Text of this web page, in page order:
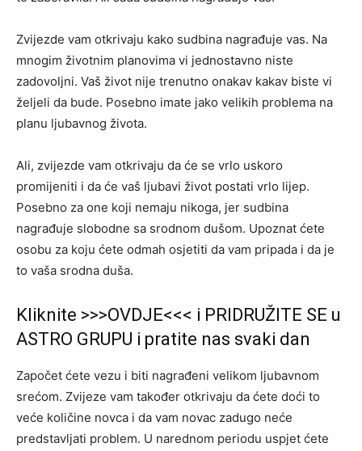
Zvijezde vam otkrivaju kako sudbina nagrađuje vas. Na
mnogim životnim planovima vi jednostavno niste
zadovoljni. Vaš život nije trenutno onakav kakav biste vi
željeli da bude. Posebno imate jako velikih problema na
planu ljubavnog života.
Ali, zvijezde vam otkrivaju da će se vrlo uskoro
promijeniti i da će vaš ljubavi život postati vrlo lijep.
Posebno za one koji nemaju nikoga, jer sudbina
nagrađuje slobodne sa srodnom dušom. Upoznat ćete
osobu za koju ćete odmah osjetiti da vam pripada i da je
to vaša srodna duša.
Kliknite >>>OVDJE<<< i PRIDRUŽITE SE u
ASTRO GRUPU i pratite nas svaki dan
Započet ćete vezu i biti nagrađeni velikom ljubavnom
srećom. Zvijeze vam također otkrivaju da ćete doći to
veće količine novca i da vam novac zadugo neće
predstavljati problem. U narednom periodu uspjet ćete